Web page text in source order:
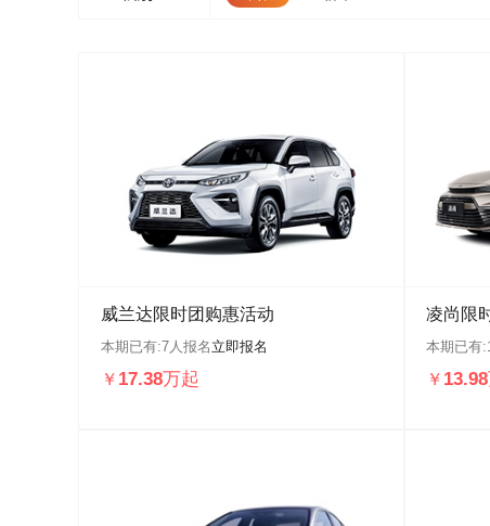
威兰达限时团购惠活动
本期已有:7人报名 立即报名
￥ 17.38万起
凌尚限
本期已有:
￥